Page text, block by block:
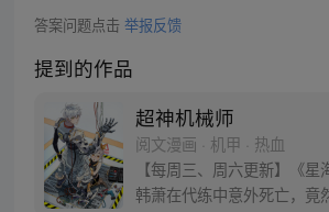
答案问题点击 举报反馈
提到的作品
超神机械师
阅文漫画 · 机甲 · 热血
【每周三、周六更新】《
韩萧在代练中意外死亡，竟